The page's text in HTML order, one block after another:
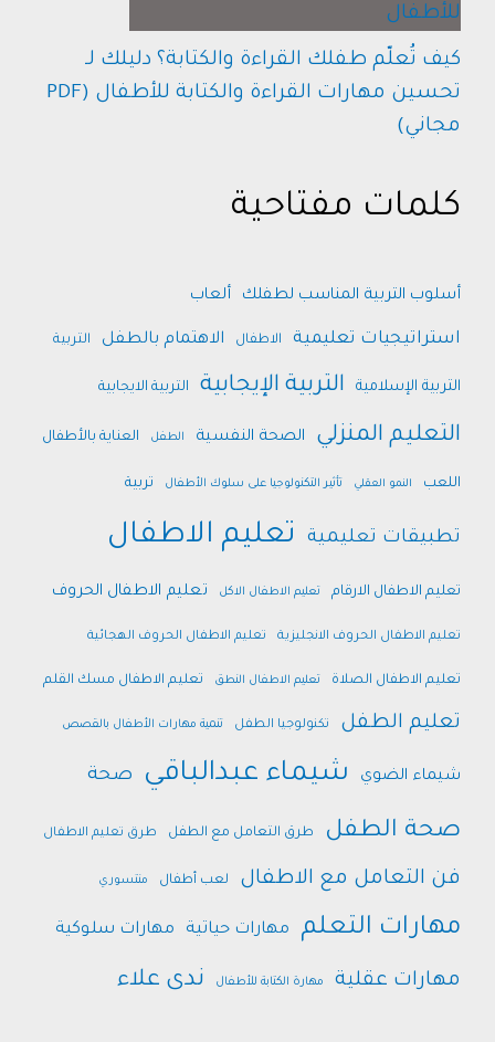
كيف تُعلّم طفلك القراءة والكتابة؟ دليلك لـ
تحسين مهارات القراءة والكتابة للأطفال (PDF
مجاني)
كلمات مفتاحية
أسلوب التربية المناسب لطفلك ألعاب
استراتيجيات تعليمية الاطفال الاهتمام بالطفل التربية
التربية الإسلامية التربية الإيجابية التربية الايجابية
التعليم المنزلي الصحة النفسية الطفل العناية بالأطفال
اللعب النمو العقلي تأثير التكنولوجيا على سلوك الأطفال تربية
تطبيقات تعليمية تعليم الاطفال
تعليم الاطفال الارقام تعليم الاطفال الاكل تعليم الاطفال الحروف
تعليم الاطفال الحروف الانجليزية تعليم الاطفال الحروف الهجائية
تعليم الاطفال الصلاة تعليم الاطفال النطق تعليم الاطفال مسك القلم
تعليم الطفل تكنولوجيا الطفل تنمية مهارات الأطفال بالقصص
شيماء الضوي شيماء عبدالباقي صحة
صحة الطفل طرق التعامل مع الطفل طرق تعليم الاطفال
فن التعامل مع الاطفال لعب أطفال منتسوري
مهارات التعلم مهارات حياتية مهارات سلوكية
مهارات عقلية مهارة الكتابة للأطفال ندى علاء